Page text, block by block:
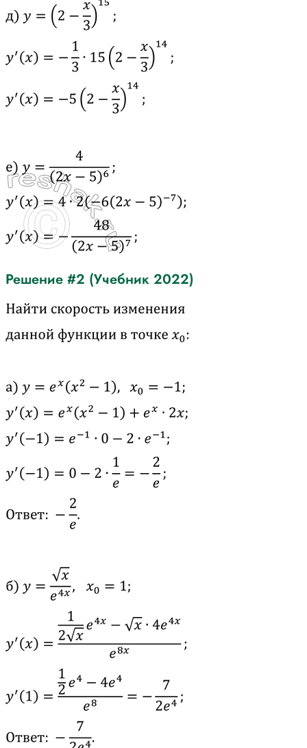
Решение #2 (Учебник 2022)